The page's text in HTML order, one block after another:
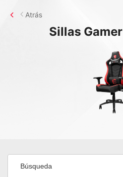
Sillas Gamer
Atrás